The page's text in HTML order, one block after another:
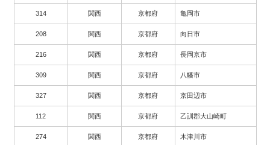
314 関西 京都府 亀岡市
208 関西 京都府 向日市
216 関西 京都府 長岡京市
309 関西 京都府 八幡市
327 関西 京都府 京田辺市
112 関西 京都府 乙訓郡大山崎町
274 関西 京都府 木津川市